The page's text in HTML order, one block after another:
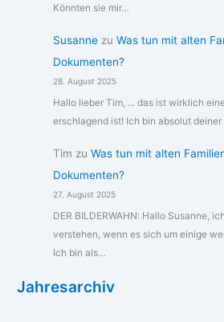
Könnten sie mir…
Susannezu Was tun mit alten
Dokumenten?
28. August 2025
Hallo lieber Tim, ... das ist wirklich
erschlagend ist! Ich bin absolut
Tim zu Was tun mit alten
Dokumenten?
27. August 2025
DER BILDERWAHN: Hallo Susanne,
verstehen, wenn es sich um einige
Ich bin als…
Jahresarchiv